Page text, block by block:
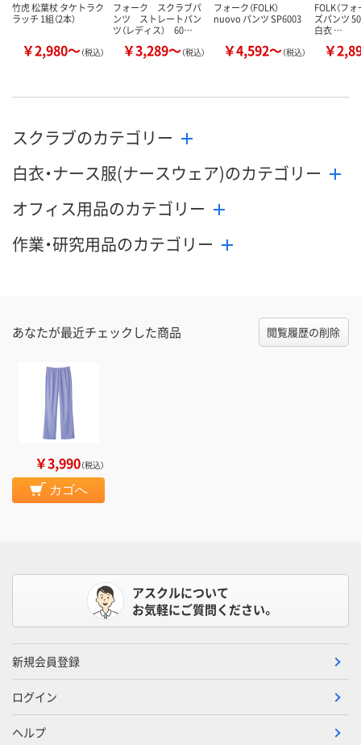
竹虎 松葉杖 タケトラク
ラッチ 1組（2本）
￥2,980～（税込）
フォーク スクラブパ
ンツ ストレートパン
ツ（レディス） 60…
￥3,289～（税込）
フォーク（FOLK）
nuovo パンツ SP6003
￥4,592～（税込）
FOLK（フ
ズパンツ
白衣 …
￥
スクラブのカテゴリー
白衣・ナース服(ナースウェア)のカテゴリー
オフィス用品のカテゴリー
作業・研究用品のカテゴリー
あなたが最近チェックした商品 閲覧履歴の削除
￥3,990（税込）
カゴへ
アスクルについて
お気軽にご質問ください。
新規会員登録
ログイン
ヘルプ